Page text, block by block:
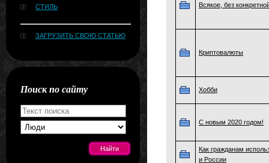
СТИЛЬ
ЗАГРУЗИТЬ СВОЮ СТАТЬЮ
Поиск по сайту
Всякое, без
Криптовалюты
Хобби
С новым 2020 годом!
Как гражданам
и России